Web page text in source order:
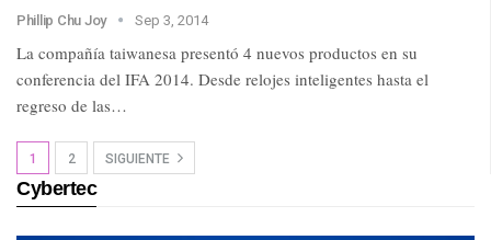
Phillip Chu Joy Sep 3, 2014
La compañía taiwanesa presentó 4 nuevos productos en su
conferencia del IFA 2014. Desde relojes inteligentes hasta el
regreso de las…
1 2 SIGUIENTE
Cybertec